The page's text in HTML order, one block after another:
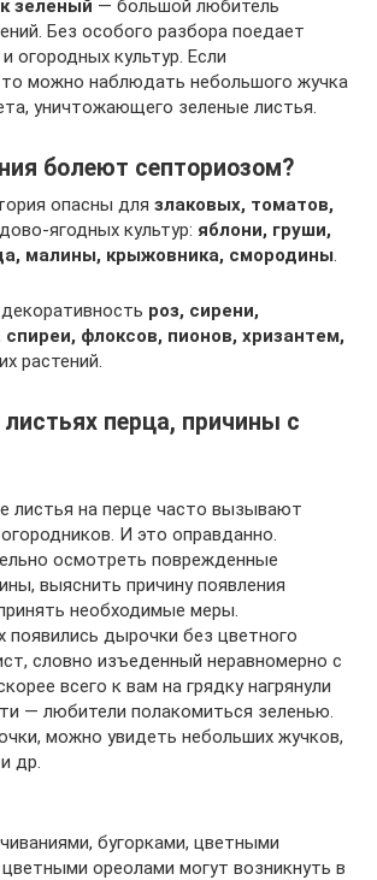
зеленый — большой любитель
Без особого разбора поедает
огородных культур. Если
можно наблюдать небольшого жучка
уничтожающего зеленые листья.
болеют септориозом?
опасны для злаковых, томатов,
ягодных культур: яблони, груши,
малины, крыжовника, смородины.
роз, сирени,
флоксов, пионов, хризантем,
растений.
перца, причины с
листья на перце часто вызывают
И это оправданно.
осмотреть поврежденные
выяснить причину появления
необходимые меры.
появились дырочки без цветного
словно изъеденный неравномерно с
всего к вам на грядку нагрянули
— любители полакомиться зеленью.
можно увидеть небольших жучков,
др.
бугорками, цветными
ореолами могут возникнуть в